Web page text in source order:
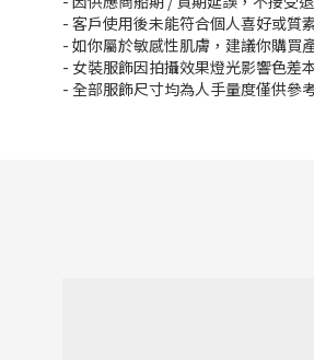
- 客戶使用後未能符合個人喜好或質
- 如你屬於敏感性肌膚，建議你購買
- 女裝服飾因拍攝效果燈光影響色差
- 全部服飾尺寸均為人手量度僅供參